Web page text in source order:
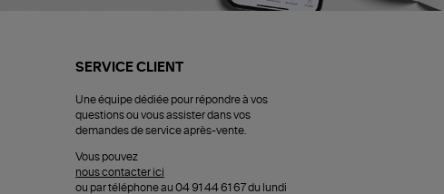
SERVICE CLIENT
Une équipe dédiée pour répondre à vos
questions ou vous assister dans vos
demandes de service après-vente.
Vous pouvez
nous contacter ici
ou par téléphone au 04 91 44 61 67 du lundi